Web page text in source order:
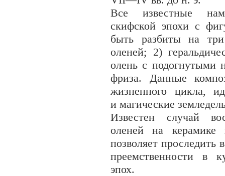
Все известные нам
скифской эпохи с
быть разбиты на
оленей; 2)
олень с подогнутыми
фриза. Данные
жизненного цикла,
и магические
Известен случай
оленей на
позволяет проследить
преемственности в
эпох.